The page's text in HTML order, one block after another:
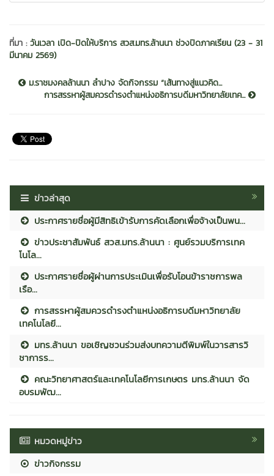
ที่มา :วันเวลา เปิด-ปิดให้บริการ สวส.มทร.ล้านนา ช่วงปิดภาคเรียน (23 - 31
มีนาคม 2569)
ม.ราชมงคลล้านนา ลำปาง จัดกิจกรรม “เส้นทางสู่แนวคิด...
การสรรหาผู้สมควรดำรงตำแหน่งอธิการบดีมหาวิทยาลัยเทค...
ข่าวล่าสุด
ประกาศรายชื่อผู้มีสิทธิเข้ารับการคัดเลือกเพื่อจ้างเป็นพน...
ข่าวประชาสัมพันธ์ สวส.มทร.ล้านนา : ศูนย์รวมบริการเทค
โนโล...
ประกาศรายชื่อผู้ผ่านการประเมินเพื่อรับโอนข้าราชการพล
เรือ...
การสรรหาผู้สมควรดำรงตำแหน่งอธิการบดีมหาวิทยาลัย
เทคโนโลยี...
มทร.ล้านนา ขอเชิญชวนร่วมส่งบทความตีพิมพ์ในวารสารวิ
ชาการร...
คณะวิทยาศาสตร์และเทคโนโลยีการเกษตร มทร.ล้านนา จัด
อบรมพัฒ...
หมวดหมู่ข่าว
ข่าวกิจกรรม